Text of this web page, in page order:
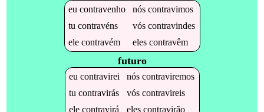
eucontravenho nóscontravimos
tucontravéns vóscontravindes
elecontravém elescontravêm
futuro
eucontravirei nóscontraviremos
tucontravirás vóscontravireis
elecontravirá elescontravirão